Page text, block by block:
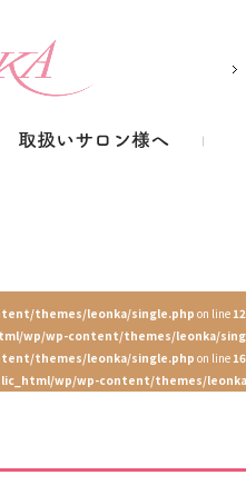
themes/leonka/single.php on line12
wp/wp-content/themes/leonka/
themes/leonka/single.php on line16
wp/wp-content/themes/